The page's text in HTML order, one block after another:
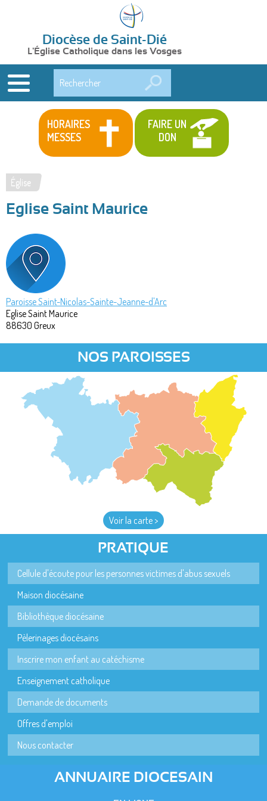
Diocèse de Saint-Dié
L'Église Catholique dans les Vosges
HORAIRES
MESSES
FAIRE UN
DON
Vous
êtes
ici
Église
Eglise Saint Maurice
Paroisse Saint-Nicolas-Sainte-Jeanne-d'Arc
Eglise Saint Maurice
88630 Greux
NOS PAROISSES
Voir la carte >
PRATIQUE
Cellule d'écoute pour les personnes victimes d'abus sexuels
Maison diocésaine
Bibliothèque diocésaine
Pèlerinages diocésains
Inscrire mon enfant au catéchisme
Enseignement catholique
Demande de documents
Offres d'emploi
Nous contacter
ANNUAIRE DIOCESAIN